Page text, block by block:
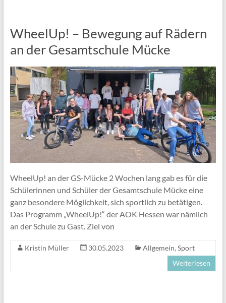
WheelUp! – Bewegung auf Rädern
an der Gesamtschule Mücke
WheelUp! an der GS-Mücke 2 Wochen lang gab es für die
Schülerinnen und Schüler der Gesamtschule Mücke eine
ganz besondere Möglichkeit, sich sportlich zu betätigen.
Das Programm „WheelUp!“ der AOK Hessen war nämlich
an der Schule zu Gast. Ziel von
Kristin Müller 30.05.2023 Allgemein, Sport
Weiterlesen